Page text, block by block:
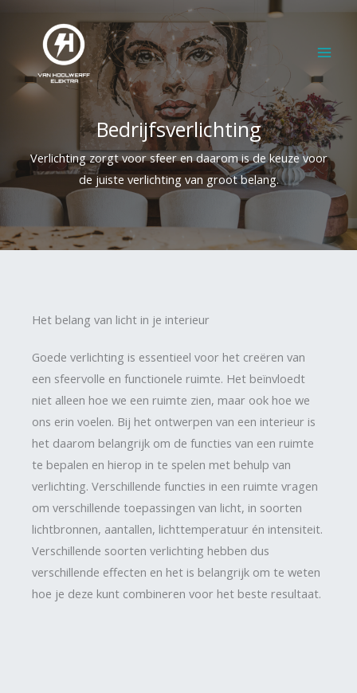
inhoud
Bedrijfsverlichting
Verlichting zorgt voor sfeer en daarom is de keuze voor
de juiste verlichting van groot belang.
Het belang van licht in je interieur
Goede verlichting is essentieel voor het creëren van
een sfeervolle en functionele ruimte. Het beïnvloedt
niet alleen hoe we een ruimte zien, maar ook hoe we
ons erin voelen. Bij het ontwerpen van een interieur is
het daarom belangrijk om de functies van een ruimte
te bepalen en hierop in te spelen met behulp van
verlichting. Verschillende functies in een ruimte vragen
om verschillende toepassingen van licht, in soorten
lichtbronnen, aantallen, lichttemperatuur én intensiteit.
Verschillende soorten verlichting hebben dus
verschillende effecten en het is belangrijk om te weten
hoe je deze kunt combineren voor het beste resultaat.